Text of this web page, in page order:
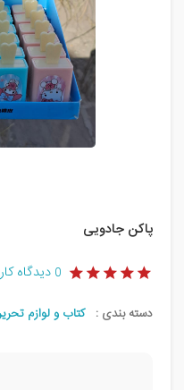
پاکن جادویی
0 دیدگاه
دسته بندی : کتاب و لوازم